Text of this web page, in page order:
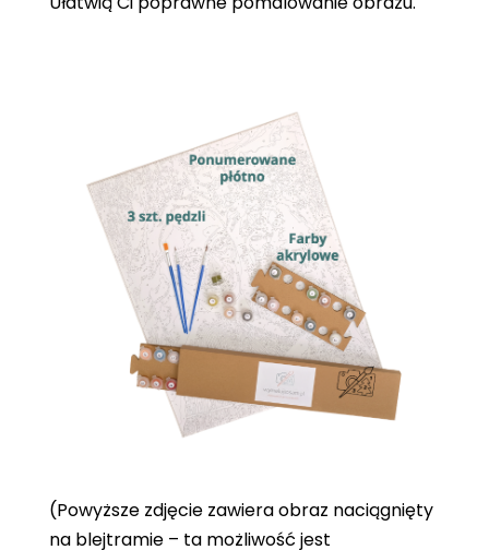
(Powyższe zdjęcie zawiera obraz naciągnięty
na blejtramie – ta możliwość jest